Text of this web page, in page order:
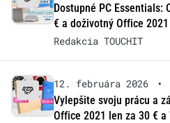
Dostupné PC Essentials:
€ a doživotný Office
Redakcia TOUCHIT
12. februára 2026 •
Vylepšite svoju prácu a
Office 2021 len za 30 € a